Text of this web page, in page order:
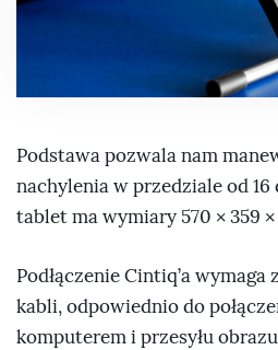
Podstawa pozwala nam
nachylenia w przedziale od 16
tablet ma wymiary 570 × 359
Podłączenie Cintiq’a
kabli, odpowiednio do
komputerem i przesyłu